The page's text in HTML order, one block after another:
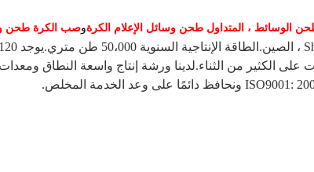
الوسائط ، المتداول طحن وسائل الإعلام الكرةوصب الكرة طحن
إلى أكثر من 30 دولة وحصلت على الكثير من الثناء.لدينا ورشة إنتاج واسعة